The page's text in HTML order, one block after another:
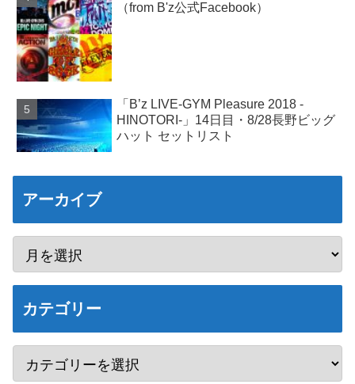
（from B'z公式Facebook）
「B’z LIVE-GYM Pleasure 2018 -
HINOTORI-」14日目・8/28長野ビッグ
ハット セットリスト
アーカイブ
カテゴリー